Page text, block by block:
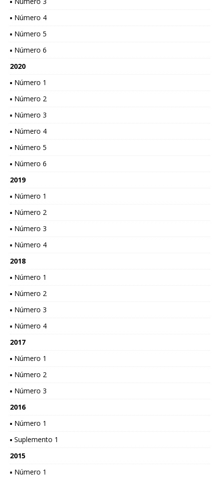
▪ Número 4
▪ Número 5
▪ Número 6
2020
▪ Número 1
▪ Número 2
▪ Número 3
▪ Número 4
▪ Número 5
▪ Número 6
2019
▪ Número 1
▪ Número 2
▪ Número 3
▪ Número 4
2018
▪ Número 1
▪ Número 2
▪ Número 3
▪ Número 4
2017
▪ Número 1
▪ Número 2
▪ Número 3
2016
▪ Número 1
▪ Suplemento 1
2015
▪ Número 1